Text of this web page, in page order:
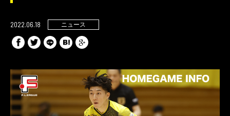
2022.06.18 ニュース